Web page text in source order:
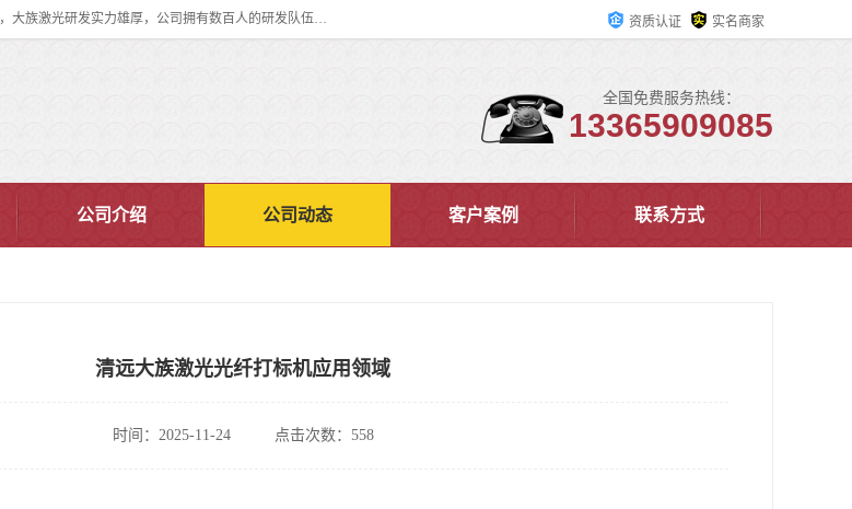
大族激光科技产业集团股份有限公司主营产品：大族激光光纤打标机、大族激光紫外打标机等，大族激光研发实力雄厚，公司拥有数百人的研发队伍，目前具有多项国际发明和国内、计算机软件着作权，多项核心技术处于国际成员之一水平，是世界上仅有的几家拥有"紫外激光"的公司之一。 资质认证 实名商家
全国免费服务热线：
13365909085
公司介绍 公司动态 客户案例 联系方式
清远大族激光光纤打标机应用领域
时间：2025-11-24 点击次数：558